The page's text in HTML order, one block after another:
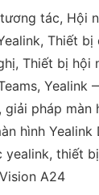
tác, Hội
,Thiết bị
,Thiết bị hội
,Yealink
giải pháp màn
hình Yealink
yealink,thiết
A24